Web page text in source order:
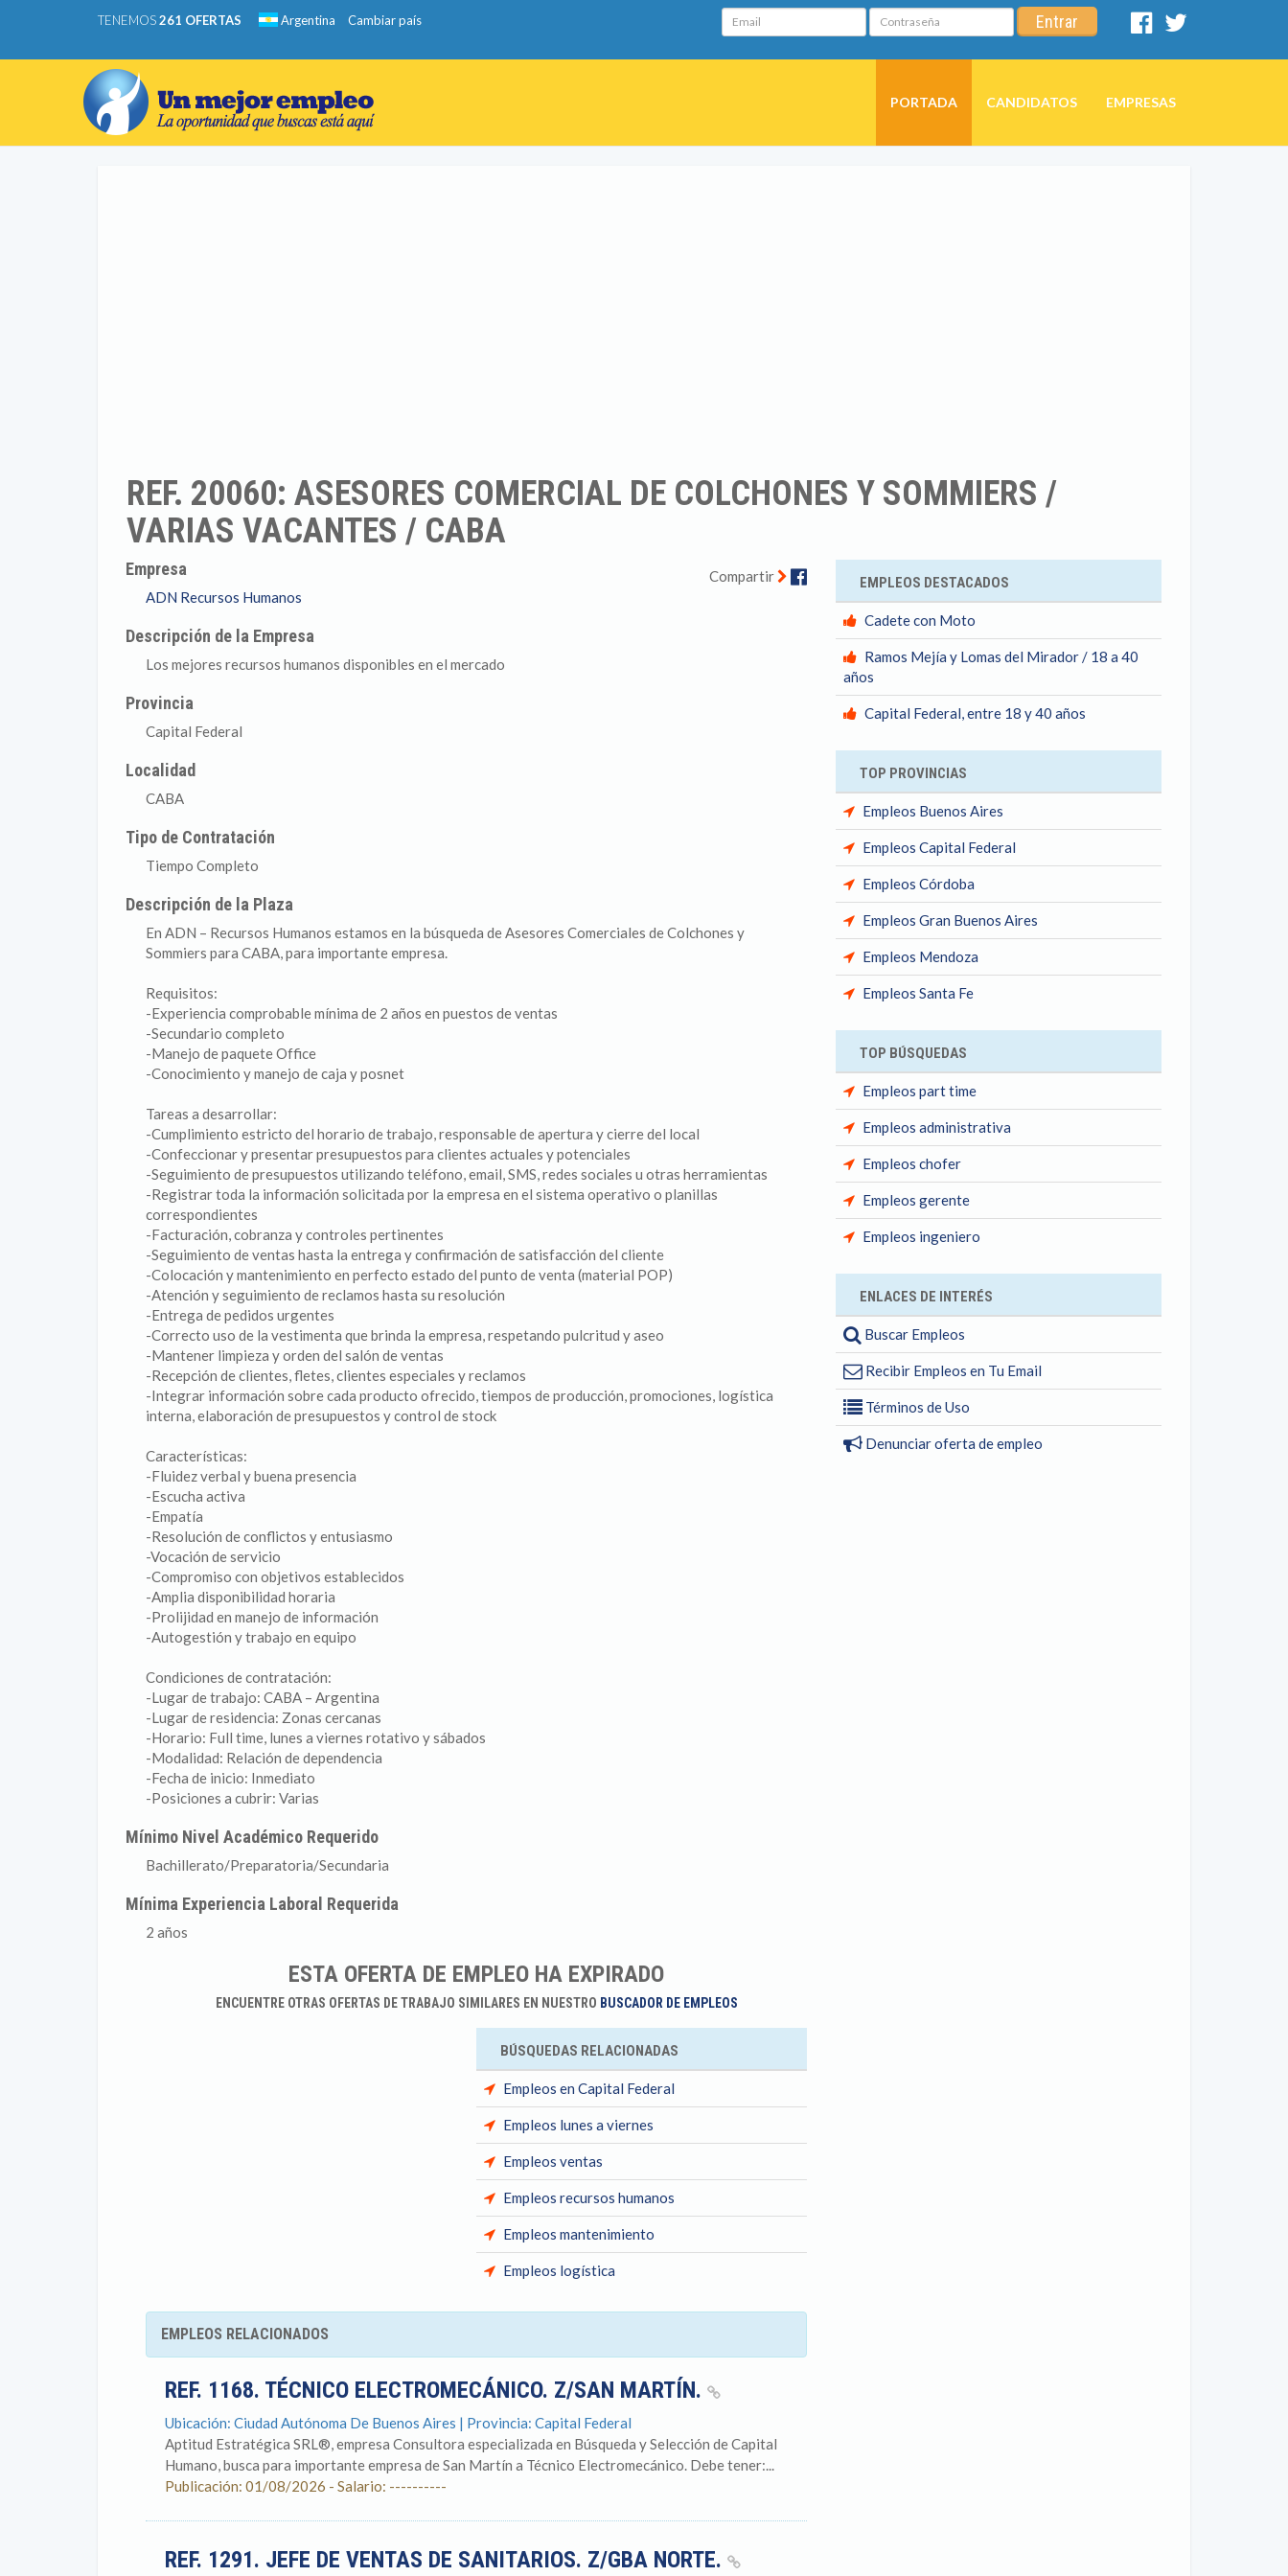
TENEMOS261 OFERTAS Argentina Cambiar país Email Contraseña Entrar
Facebook
PORTADA CANDIDATOS EMPRESAS
REF. 20060: ASESORES COMERCIAL DE COLCHONES Y SOMMIERS /
VARIAS VACANTES / CABA
Compartir Facebook
Empresa
ADN Recursos Humanos
Descripción de la Empresa
Los mejores recursos humanos disponibles en el mercado
Provincia
Capital Federal
Localidad
CABA
Tipo de Contratación
Tiempo Completo
Descripción de la Plaza
En ADN – Recursos Humanos estamos en la búsqueda de Asesores Comerciales de Colchones y
Sommiers para CABA, para importante empresa.
Requisitos:
-Experiencia comprobable mínima de 2 años en puestos de ventas
-Secundario completo
-Manejo de paquete Office
-Conocimiento y manejo de caja y posnet
Tareas a desarrollar:
-Cumplimiento estricto del horario de trabajo, responsable de apertura y cierre del local
-Confeccionar y presentar presupuestos para clientes actuales y potenciales
-Seguimiento de presupuestos utilizando teléfono, email, SMS, redes sociales u otras herramientas
-Registrar toda la información solicitada por la empresa en el sistema operativo o planillas
correspondientes
-Facturación, cobranza y controles pertinentes
-Seguimiento de ventas hasta la entrega y confirmación de satisfacción del cliente
-Colocación y mantenimiento en perfecto estado del punto de venta (material POP)
-Atención y seguimiento de reclamos hasta su resolución
-Entrega de pedidos urgentes
-Correcto uso de la vestimenta que brinda la empresa, respetando pulcritud y aseo
-Mantener limpieza y orden del salón de ventas
-Recepción de clientes, fletes, clientes especiales y reclamos
-Integrar información sobre cada producto ofrecido, tiempos de producción, promociones, logística
interna, elaboración de presupuestos y control de stock
Características:
-Fluidez verbal y buena presencia
-Escucha activa
-Empatía
-Resolución de conflictos y entusiasmo
-Vocación de servicio
-Compromiso con objetivos establecidos
-Amplia disponibilidad horaria
-Prolijidad en manejo de información
-Autogestión y trabajo en equipo
Condiciones de contratación:
-Lugar de trabajo: CABA – Argentina
-Lugar de residencia: Zonas cercanas
-Horario: Full time, lunes a viernes rotativo y sábados
-Modalidad: Relación de dependencia
-Fecha de inicio: Inmediato
-Posiciones a cubrir: Varias
Mínimo Nivel Académico Requerido
Bachillerato/Preparatoria/Secundaria
Mínima Experiencia Laboral Requerida
2 años
ESTA OFERTA DE EMPLEO HA EXPIRADO
ENCUENTRE OTRAS OFERTAS DE TRABAJO SIMILARES EN NUESTRO BUSCADOR DE EMPLEOS
BÚSQUEDAS RELACIONADAS
Empleos en Capital Federal
Empleos lunes a viernes
Empleos ventas
Empleos recursos humanos
Empleos mantenimiento
Empleos logística
EMPLEOS RELACIONADOS
REF. 1168. TÉCNICO ELECTROMECÁNICO. Z/SAN MARTÍN.
Ubicación: Ciudad Autónoma De Buenos Aires | Provincia: Capital Federal
Aptitud Estratégica SRL®, empresa Consultora especializada en Búsqueda y Selección de Capital
Humano, busca para importante empresa de San Martín a Técnico Electromecánico. Debe tener:...
Publicación: 01/08/2026 - Salario: ----------
REF. 1291. JEFE DE VENTAS DE SANITARIOS. Z/GBA NORTE.
EMPLEOS DESTACADOS
Cadete con Moto
Ramos Mejía y Lomas del Mirador / 18 a 40
años
Capital Federal, entre 18 y 40 años
TOP PROVINCIAS
Empleos Buenos Aires
Empleos Capital Federal
Empleos Córdoba
Empleos Gran Buenos Aires
Empleos Mendoza
Empleos Santa Fe
TOP BÚSQUEDAS
Empleos part time
Empleos administrativa
Empleos chofer
Empleos gerente
Empleos ingeniero
ENLACES DE INTERÉS
Buscar Empleos
Recibir Empleos en Tu Email
Términos de Uso
Denunciar oferta de empleo